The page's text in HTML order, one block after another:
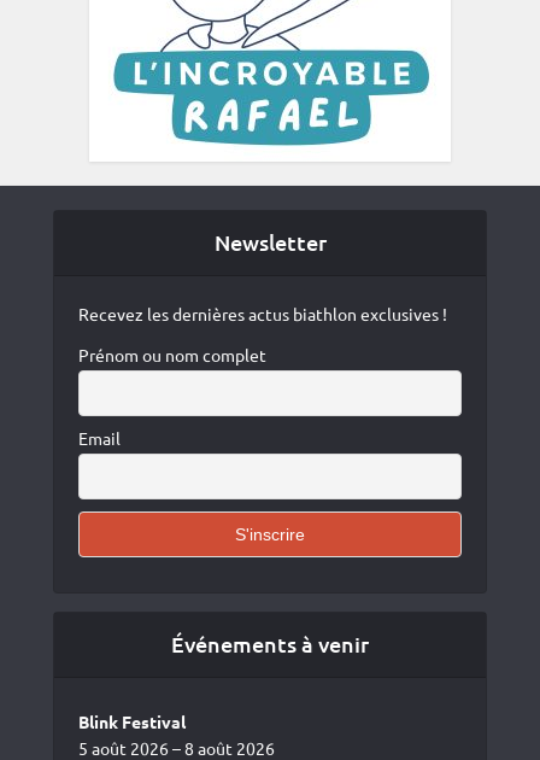
Newsletter
Recevez les dernières actus biathlon exclusives !
Prénom ou nom complet
Email
Événements à venir
Blink Festival
5 août 2026 – 8 août 2026